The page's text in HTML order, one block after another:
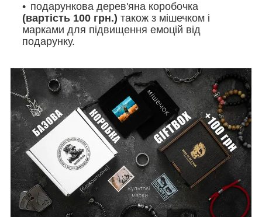
подарункова дерев'яна коробочка
(вартість 100 грн.) також з мішечком і
марками для підвищення емоцій від
подарунку.